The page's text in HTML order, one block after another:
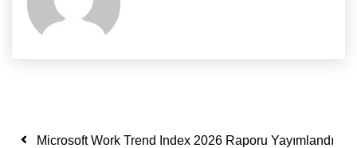
Yazı dolaşımı
Microsoft Work Trend Index 2026 Raporu Yayımlandı